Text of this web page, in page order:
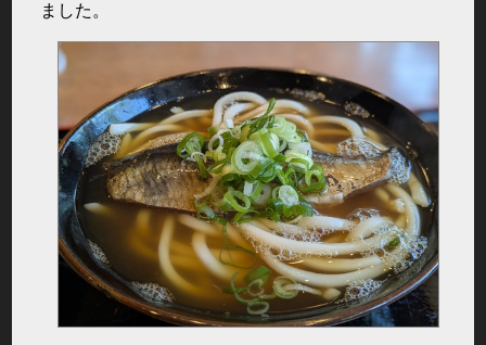
ました。